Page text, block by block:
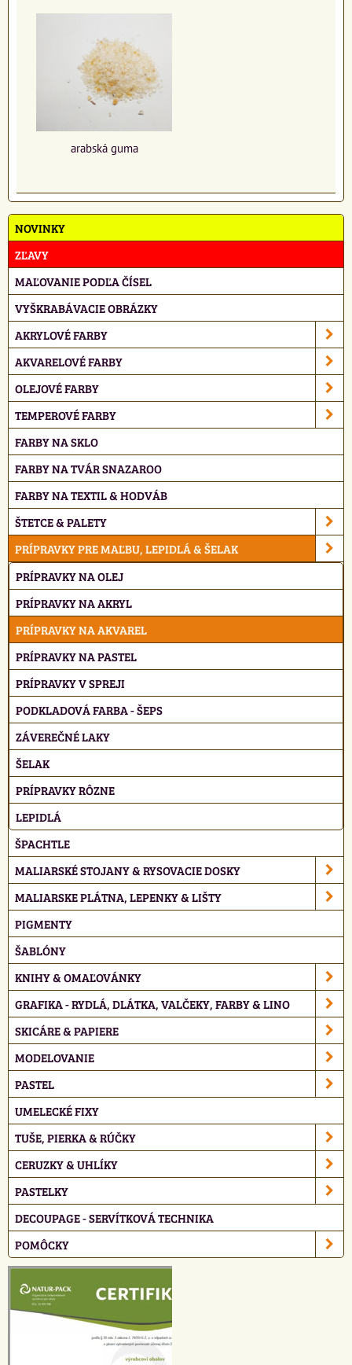
arabská guma
NOVINKY
ZĽAVY
MAĽOVANIE PODĽA ČÍSEL
VYŠKRABÁVACIE OBRÁZKY
AKRYLOVÉ FARBY
AKVARELOVÉ FARBY
OLEJOVÉ FARBY
TEMPEROVÉ FARBY
FARBY NA SKLO
FARBY NA TVÁR SNAZAROO
FARBY NA TEXTIL & HODVÁB
ŠTETCE & PALETY
PRÍPRAVKY PRE MAĽBU, LEPIDLÁ & ŠELAK
PRÍPRAVKY NA OLEJ
PRÍPRAVKY NA AKRYL
PRÍPRAVKY NA AKVAREL
PRÍPRAVKY NA PASTEL
PRÍPRAVKY V SPREJI
PODKLADOVÁ FARBA - ŠEPS
ZÁVEREČNÉ LAKY
ŠELAK
PRÍPRAVKY RÔZNE
LEPIDLÁ
ŠPACHTLE
MALIARSKÉ STOJANY & RYSOVACIE DOSKY
MALIARSKE PLÁTNA, LEPENKY & LIŠTY
PIGMENTY
ŠABLÓNY
KNIHY & OMAĽOVÁNKY
GRAFIKA - RYDLÁ, DLÁTKA, VALČEKY, FARBY & LINO
SKICÁRE & PAPIERE
MODELOVANIE
PASTEL
UMELECKÉ FIXY
TUŠE, PIERKA & RÚČKY
CERUZKY & UHLÍKY
PASTELKY
DECOUPAGE - SERVÍTKOVÁ TECHNIKA
POMÔCKY